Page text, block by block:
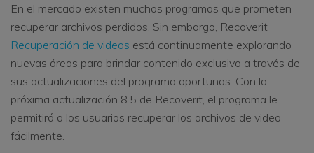
En el mercado existen muchos programas que prometen
recuperar archivos perdidos. Sin embargo, Recoverit
Recuperación de videos está continuamente explorando
nuevas áreas para brindar contenido exclusivo a través de
sus actualizaciones del programa oportunas. Con la
próxima actualización 8.5 de Recoverit, el programa le
permitirá a los usuarios recuperar los archivos de video
fácilmente.